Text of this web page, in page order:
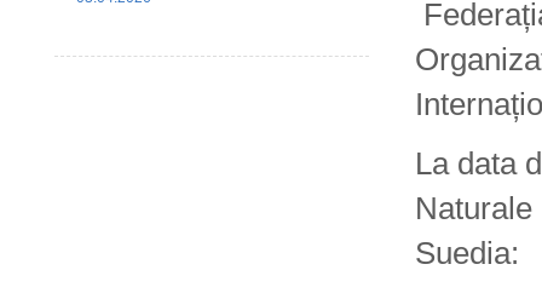
La data
Naturale
Suedia: